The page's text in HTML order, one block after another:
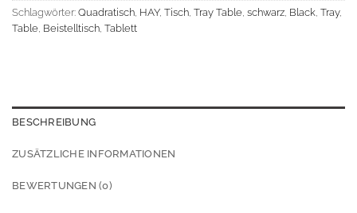
Schlagwörter: Quadratisch, HAY, Tisch, Tray Table, schwarz, Black, Tray,
Table, Beistelltisch, Tablett
BESCHREIBUNG
ZUSÄTZLICHE INFORMATIONEN
BEWERTUNGEN (0)